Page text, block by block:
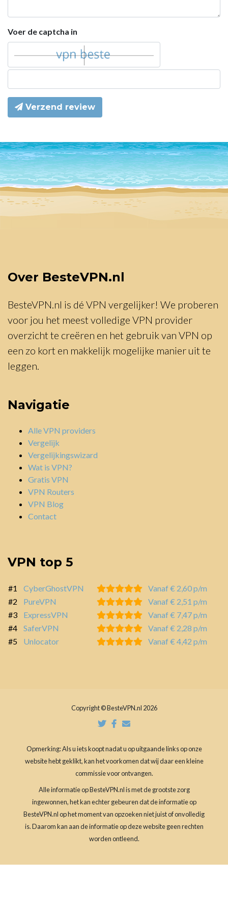
Voer de captcha in
Verzend review
Over BesteVPN.nl
BesteVPN.nl is dé VPN vergelijker! We proberen
voor jou het meest volledige VPN provider
overzicht te creëren en het gebruik van VPN op
een zo kort en makkelijk mogelijke manier uit te
leggen.
Navigatie
Alle VPN providers
Vergelijk
Vergelijkingswizard
Wat is VPN?
Gratis VPN
VPN Routers
VPN Blog
Contact
VPN top 5
#1 CyberGhostVPN
Vanaf € 2,60 p/m
#2
PureVPN
Vanaf € 2,51 p/m
#3
ExpressVPN
Vanaf € 7,47 p/m
#4
SaferVPN
Vanaf € 2,28 p/m
#5
Unlocator Vanaf € 4,42 p/m
Copyright © BesteVPN.nl 2026
Opmerking: Als u iets koopt nadat u op uitgaande links op onze
website hebt geklikt, kan het voorkomen dat wij daar een kleine
commissie voor ontvangen.
Alle informatie op BesteVPN.nl is met de grootste zorg
ingewonnen, het kan echter gebeuren dat de informatie op
BesteVPN.nl op het moment van opzoeken niet juist of onvolledig
is. Daarom kan aan de informatie op deze website geen rechten
worden ontleend.